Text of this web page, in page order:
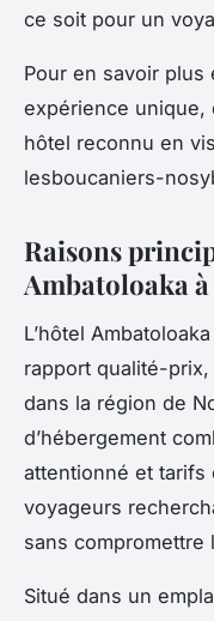
ce soit pour un
Pour en savoir
expérience unique,
hôtel reconnu en
lesboucaniers-
Raisons
Ambatoloaka à
L’hôtel
rapport qualité-
dans la région de
d’hébergement
attentionné et tarifs
voyageurs
sans compromettre
Situé dans un